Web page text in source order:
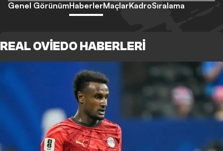
Genel GörünümHaberlerMaçlarKadroSıralama
REAL OVIEDO HABERLERI